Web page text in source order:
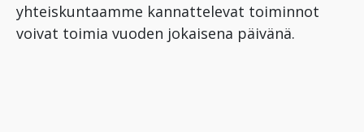
yhteiskuntaamme kannattelevat toiminnot
voivat toimia vuoden jokaisena päivänä.